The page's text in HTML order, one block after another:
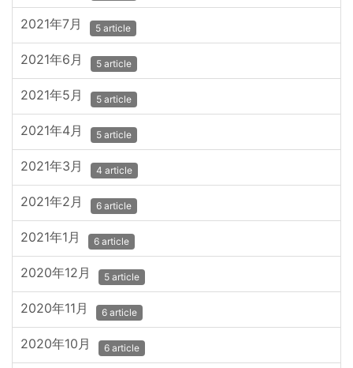
2021年7月 5 article
2021年6月 5 article
2021年5月 5 article
2021年4月 5 article
2021年3月 4 article
2021年2月 6 article
2021年1月 6 article
2020年12月 5 article
2020年11月 6 article
2020年10月 6 article